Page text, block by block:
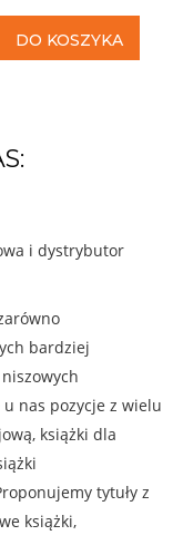
DO KOSZYKA
i dystrybutor
bardziej
nas pozycje z wielu
książki dla
tytuły z
książki,